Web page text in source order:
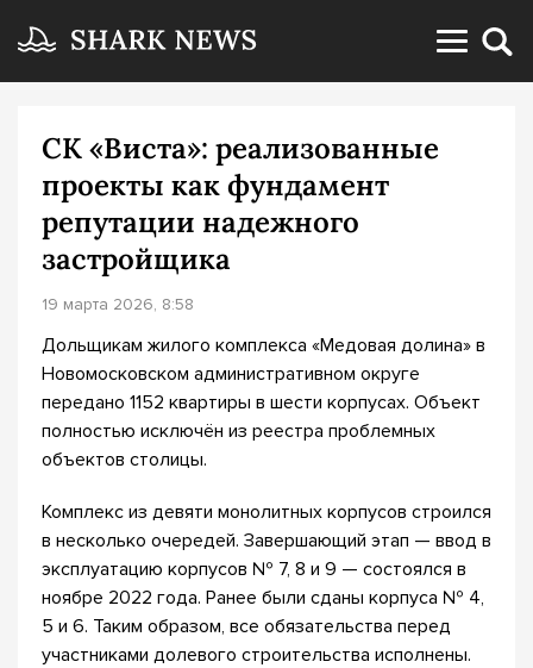
СК «Виста»: реализованные
проекты как фундамент
репутации надежного
застройщика
19 марта 2026, 8:58
Дольщикам жилого комплекса «Медовая долина» в
Новомосковском административном округе
передано 1152 квартиры в шести корпусах. Объект
полностью исключён из реестра проблемных
объектов столицы.
Комплекс из девяти монолитных корпусов строился
в несколько очередей. Завершающий этап — ввод в
эксплуатацию корпусов № 7, 8 и 9 — состоялся в
ноябре 2022 года. Ранее были сданы корпуса № 4,
5 и 6. Таким образом, все обязательства перед
участниками долевого строительства исполнены.